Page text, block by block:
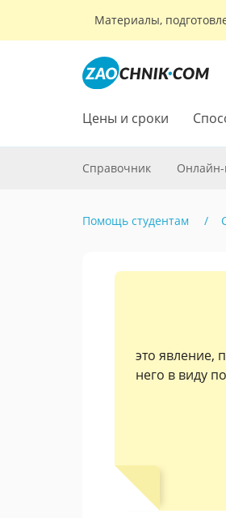
Материалы,
Цены и сроки
Справочник Онлайн-
Помощь студентам
это явление,
него в виду